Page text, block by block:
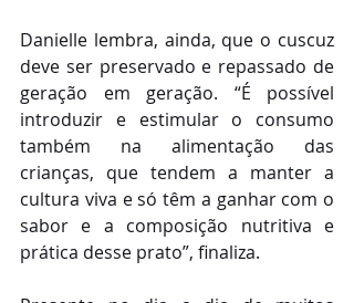
Danielle lembra, ainda, que o cuscuz
deve ser preservado e repassado de
geração em geração. “É possível
introduzir e estimular o consumo
também na alimentação das
crianças, que tendem a manter a
cultura viva e só têm a ganhar com o
sabor e a composição nutritiva e
prática desse prato”, finaliza.